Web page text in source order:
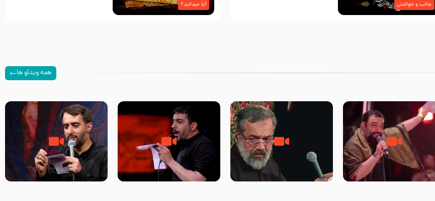
جالب و خواندنی آیا میدانید؟
همه ویدئو ها
جانا ابی عبدالله – کربلایی
مقدم – شب هشتم محرم
مادر منم مثل تو خمیدم – حاج
محمود کریمی – شهادت حضرت
تک ، عبّاس، صاحب دل‌هاست –
حاج حنیف طاهری – عزاداری شب
من غلام نوکراتم من عاشق
کربلاتم – شور زمینه – شب هفتم